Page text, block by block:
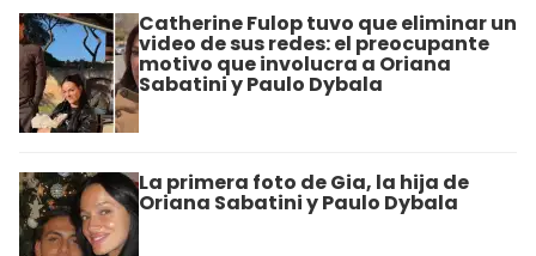
Catherine Fulop tuvo que eliminar un
video de sus redes: el preocupante
motivo que involucra a Oriana
Sabatini y Paulo Dybala
La primera foto de Gia, la hija de
Oriana Sabatini y Paulo Dybala